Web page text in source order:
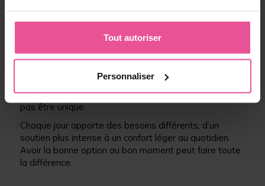
Tout autoriser
Personnaliser
Comme pour vos vêtements, la compression ne doit
pas être unique.
Chaque jour apporte des besoins différents, d’un
soutien plus intense à un confort léger au quotidien.
Avoir la bonne option au bon moment peut faire toute
la différence.